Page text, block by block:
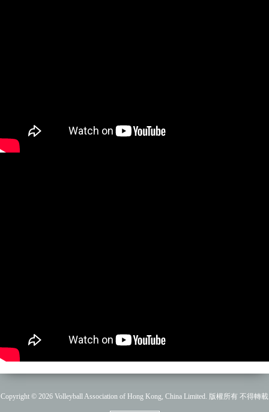
Copyright © 2026 Volleyball Association of Hong Kong, China Limited. 版權所有 不得轉載